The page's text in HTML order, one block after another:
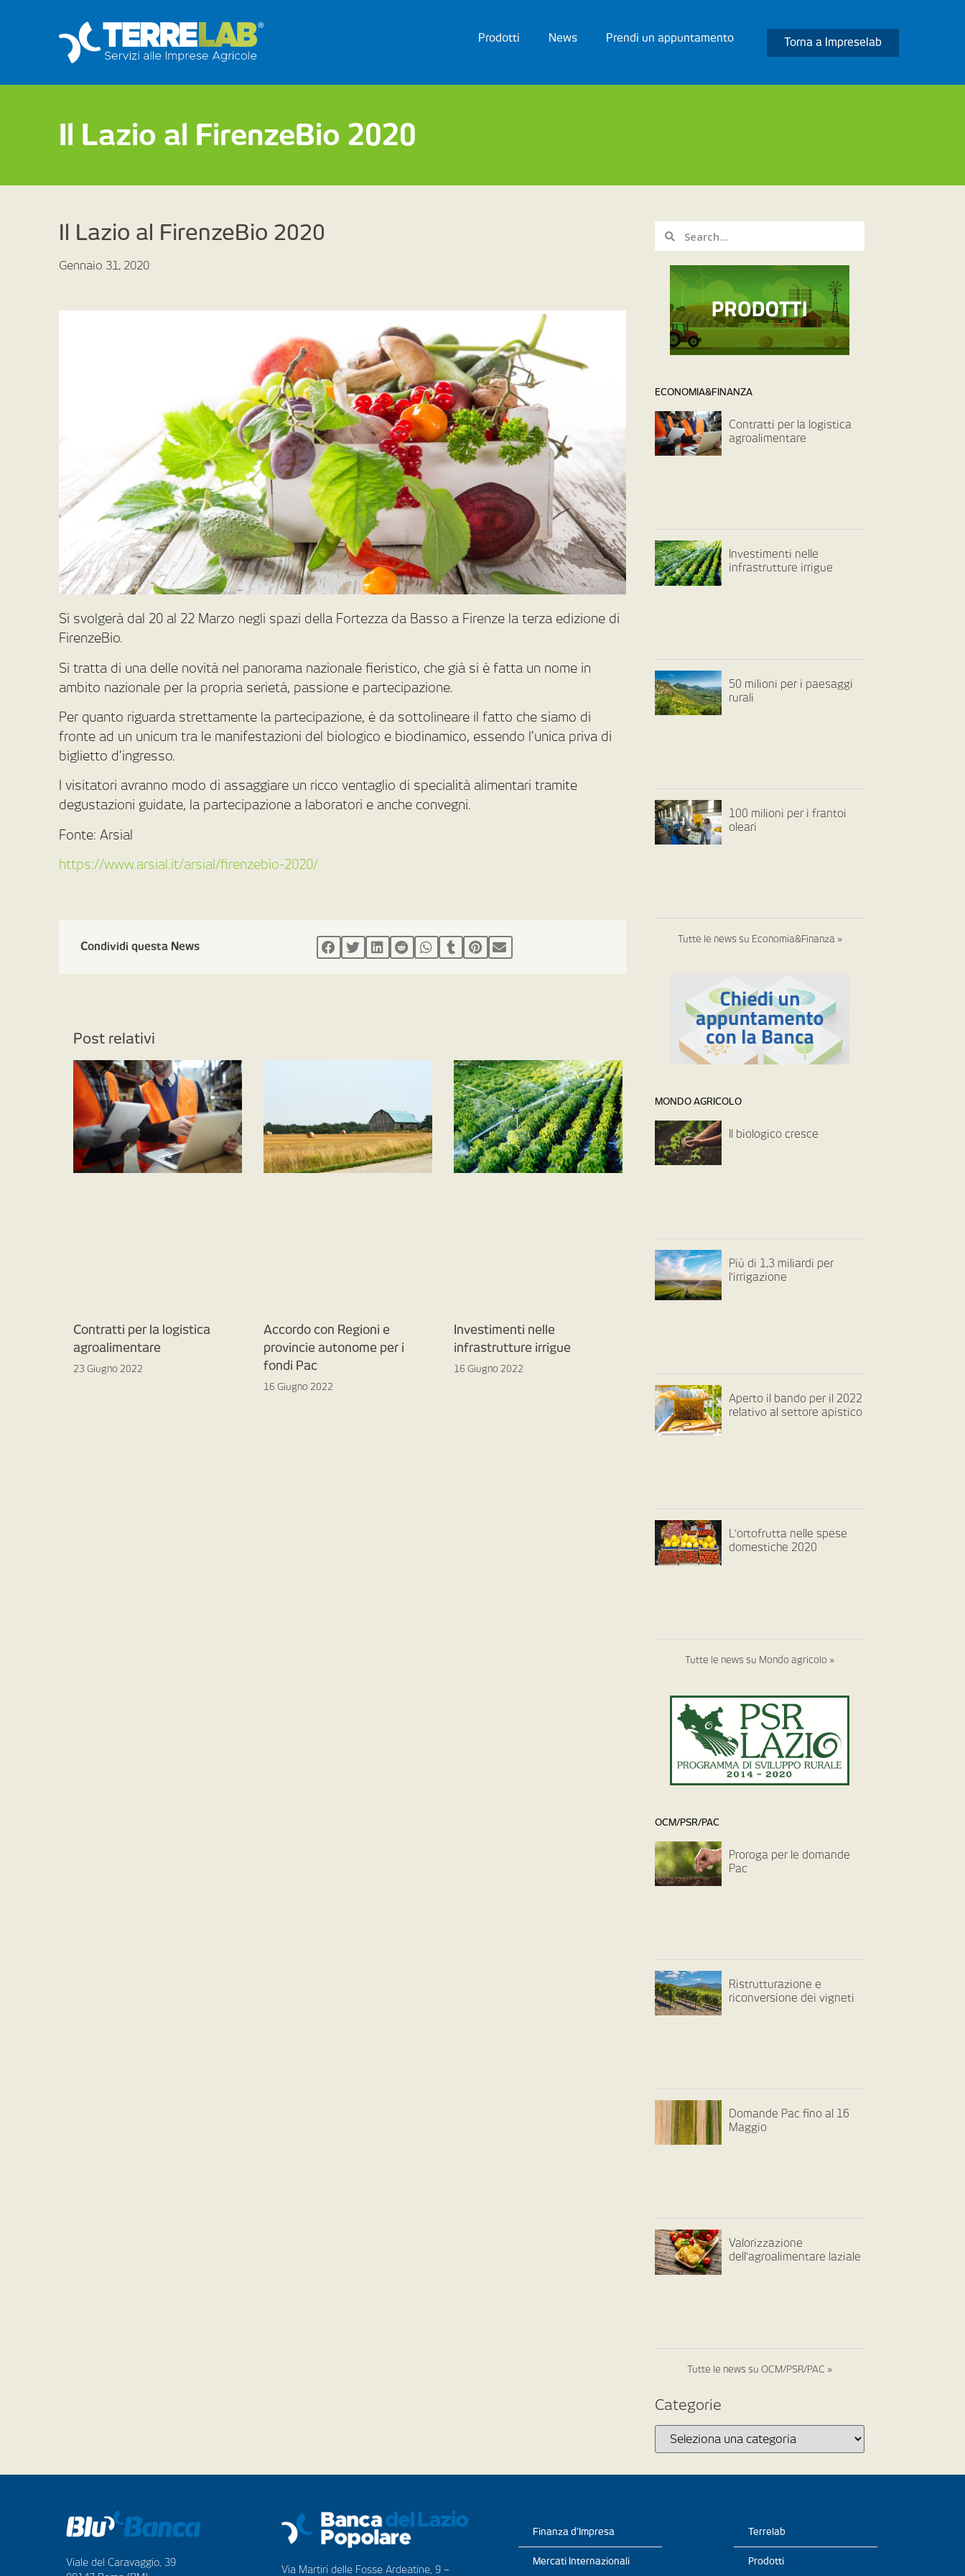
Prodotti News Prendi un appuntamento Torna a Impreselab
Il Lazio al FirenzeBio 2020
Il Lazio al FirenzeBio 2020
Gennaio 31, 2020
Si svolgerà dal 20 al 22 Marzo negli spazi della Fortezza da Basso a Firenze la terza edizione di
FirenzeBio.
Si tratta di una delle novità nel panorama nazionale fieristico, che già si è fatta un nome in
ambito nazionale per la propria serietà, passione e partecipazione.
Per quanto riguarda strettamente la partecipazione, è da sottolineare il fatto che siamo di
fronte ad un unicum tra le manifestazioni del biologico e biodinamico, essendo l’unica priva di
biglietto d’ingresso.
I visitatori avranno modo di assaggiare un ricco ventaglio di specialità alimentari tramite
degustazioni guidate, la partecipazione a laboratori e anche convegni.
Fonte: Arsial
https://www.arsial.it/arsial/firenzebio-2020/
Condividi questa News
Post relativi
Contratti per la logistica
agroalimentare
23 Giugno 2022
Accordo con Regioni e
provincie autonome per i
fondi Pac
16 Giugno 2022
Investimenti nelle
infrastrutture irrigue
16 Giugno 2022
ECONOMIA&FINANZA
Contratti per la logistica
agroalimentare
Investimenti nelle
infrastrutture irrigue
50 milioni per i paesaggi
rurali
100 milioni per i frantoi
oleari
Tutte le news su Economia&Finanza »
MONDO AGRICOLO
Il biologico cresce
Più di 1,3 miliardi per
l’irrigazione
Aperto il bando per il 2022
relativo al settore apistico
L’ortofrutta nelle spese
domestiche 2020
Tutte le news su Mondo agricolo »
OCM/PSR/PAC
Proroga per le domande
Pac
Ristrutturazione e
riconversione dei vigneti
Domande Pac fino al 16
Maggio
Valorizzazione
dell’agroalimentare laziale
Tutte le news su OCM/PSR/PAC »
Categorie
Viale del Caravaggio, 39
Via Martiri delle Fosse Ardeatine, 9 –
Finanza d’Impresa
Mercati Internazionali
Terrelab
Prodotti